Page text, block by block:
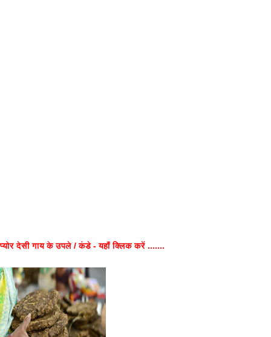
प्योर देसी गाय के उपले / कंडे - यहाँ क्लिक करें .......